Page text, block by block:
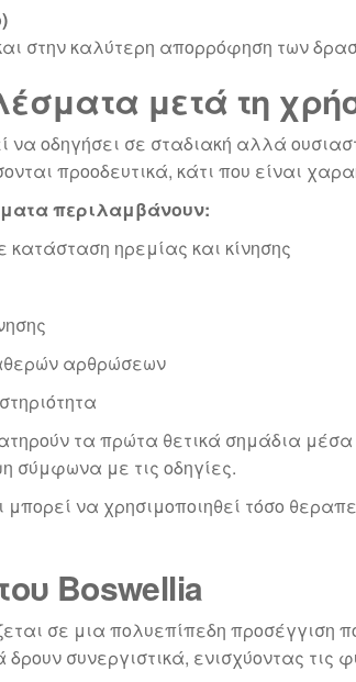
στην καλύτερη απορρόφηση των
μετά τη
να οδηγήσει σε σταδιακή αλλά
προοδευτικά, κάτι που είναι
περιλαμβάνουν:
κατάσταση ηρεμίας και κίνησης
αρθρώσεων
τα πρώτα θετικά σημάδια
σύμφωνα με τις οδηγίες.
μπορεί να χρησιμοποιηθεί τόσο
Boswellia
σε μια πολυεπίπεδη προσέγγιση
συνεργιστικά, ενισχύοντας τις